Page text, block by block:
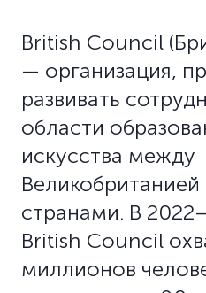
British Council
— организация,
развивать
области
искусства между
странами. В
British Council
миллионов